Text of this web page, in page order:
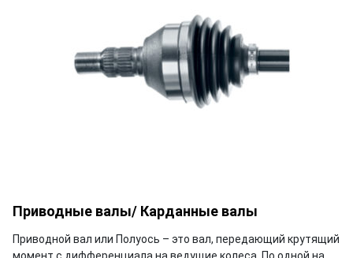
СКАЧАТЬ
Приводные валы/ Карданные валы
Приводной вал или Полуось – это вал, передающий крутящий
момент с дифференциала на ведущие колеса. По одной на